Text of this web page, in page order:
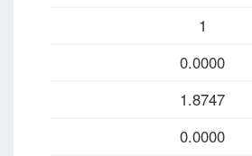
1
0.0000
1.8747
0.0000